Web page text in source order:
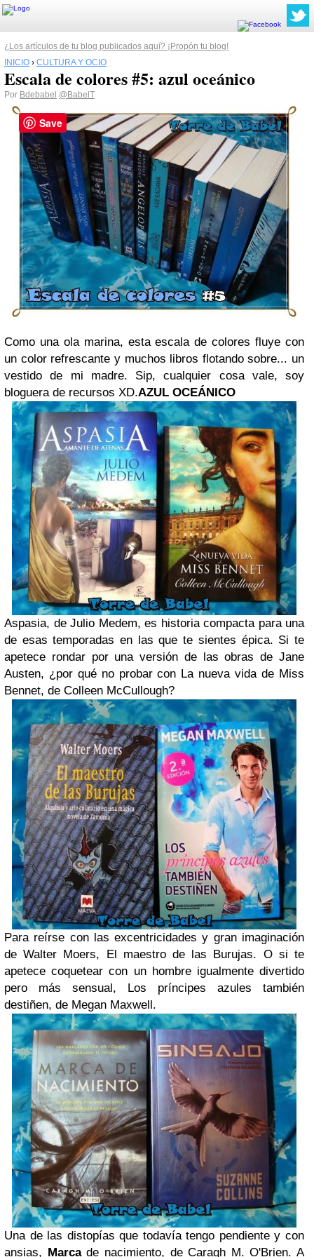
¿Los artículos de tu blog publicados aquí? ¡Propón tu blog!
INICIO › CULTURA Y OCIO
Escala de colores #5: azul oceánico
Por Bdebabel @BabelT
Como una ola marina, esta escala de colores fluye con
un color refrescante y muchos libros flotando sobre... un
vestido de mi madre. Sip, cualquier cosa vale, soy
bloguera de recursos XD.AZUL OCEÁNICO
Aspasia, de Julio Medem, es historia compacta para una
de esas temporadas en las que te sientes épica. Si te
apetece rondar por una versión de las obras de Jane
Austen, ¿por qué no probar con La nueva vida de Miss
Bennet, de Colleen McCullough?
Para reírse con las excentricidades y gran imaginación
de Walter Moers, El maestro de las Burujas. O si te
apetece coquetear con un hombre igualmente divertido
pero más sensual, Los príncipes azules también
destiñen, de Megan Maxwell.
Una de las distopías que todavía tengo pendiente y con
ansias, Marcade nacimiento, de Caragh M. O'Brien. A
Save